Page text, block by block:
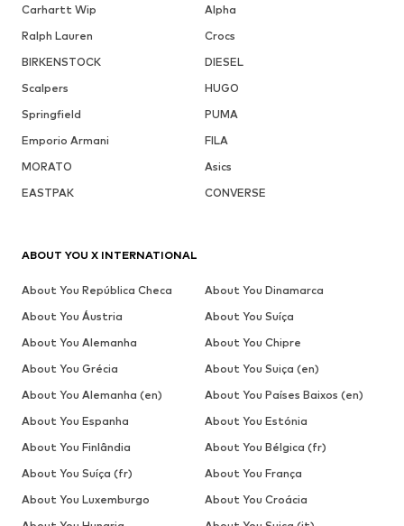
Carhartt Wip
Alpha
Ralph Lauren
Crocs
BIRKENSTOCK
DIESEL
Scalpers
HUGO
Springfield
PUMA
Emporio Armani
FILA
MORATO
Asics
EASTPAK
CONVERSE
ABOUT YOU X INTERNATIONAL
About You República Checa
About You Dinamarca
About You Áustria
About You Suíça
About You Alemanha
About You Chipre
About You Grécia
About You Suiça (en)
About You Alemanha (en)
About You Países Baixos (en)
About You Espanha
About You Estónia
About You Finlândia
About You Bélgica (fr)
About You Suíça (fr)
About You França
About You Luxemburgo
About You Croácia